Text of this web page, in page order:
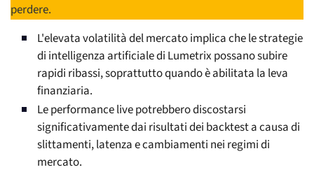
perdere.
L'elevata volatilità del mercato implica che le strategie
di intelligenza artificiale di Lumetrix possano subire
rapidi ribassi, soprattutto quando è abilitata la leva
finanziaria.
Le performance live potrebbero discostarsi
significativamente dai risultati dei backtest a causa di
slittamenti, latenza e cambiamenti nei regimi di
mercato.